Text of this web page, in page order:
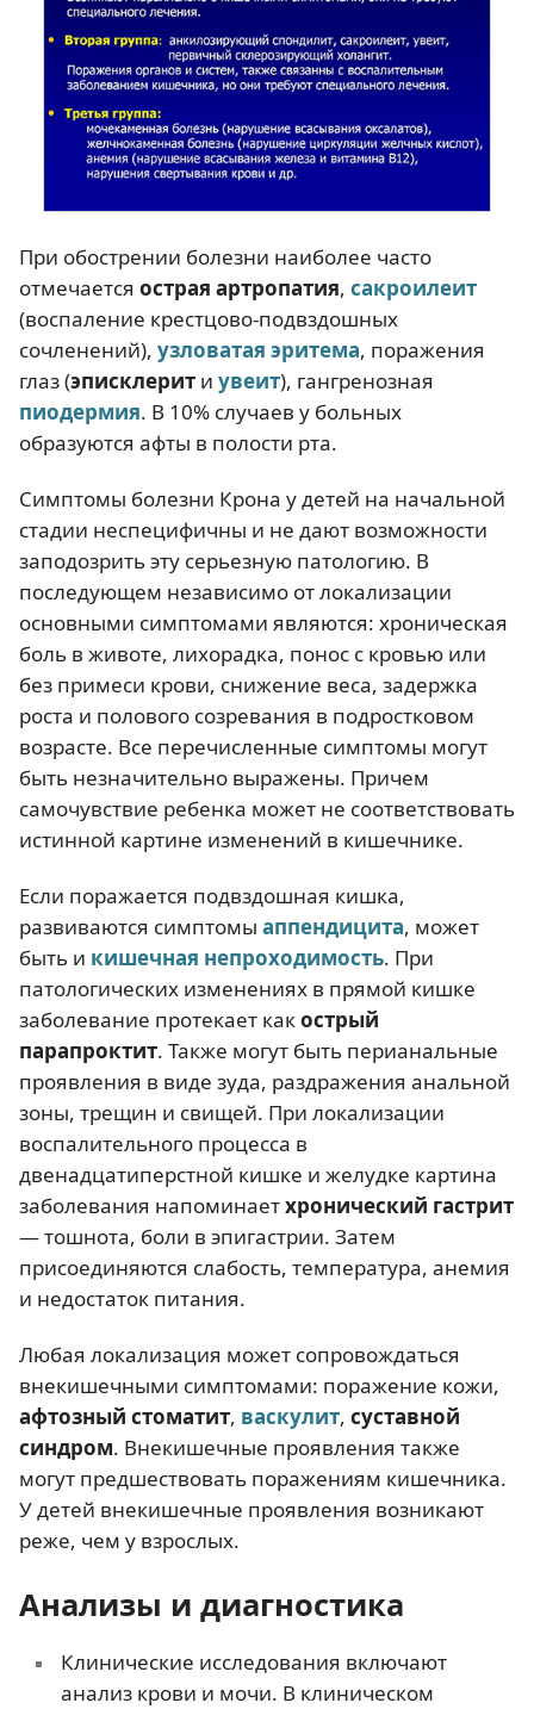
При обострении болезни наиболее часто
отмечается острая артропатия, сакроилеит
(воспаление крестцово-подвздошных
сочленений), узловатая эритема, поражения
глаз (эписклерит и увеит), гангренозная
пиодермия. В 10% случаев у больных
образуются афты в полости рта.
Симптомы болезни Крона у детей на начальной
стадии неспецифичны и не дают возможности
заподозрить эту серьезную патологию. В
последующем независимо от локализации
основными симптомами являются: хроническая
боль в животе, лихорадка, понос с кровью или
без примеси крови, снижение веса, задержка
роста и полового созревания в подростковом
возрасте. Все перечисленные симптомы могут
быть незначительно выражены. Причем
самочувствие ребенка может не соответствовать
истинной картине изменений в кишечнике.
Если поражается подвздошная кишка,
развиваются симптомы аппендицита, может
быть и кишечная непроходимость. При
патологических изменениях в прямой кишке
заболевание протекает какострый
парапроктит. Также могут быть перианальные
проявления в виде зуда, раздражения анальной
зоны, трещин и свищей. При локализации
воспалительного процесса в
двенадцатиперстной кишке и желудке картина
заболевания напоминаетхронический гастрит
— тошнота, боли в эпигастрии. Затем
присоединяются слабость, температура, анемия
и недостаток питания.
Любая локализация может сопровождаться
внекишечными симптомами: поражение кожи,
афтозный стоматит, васкулит, суставной
синдром. Внекишечные проявления также
могут предшествовать поражениям кишечника.
У детей внекишечные проявления возникают
реже, чем у взрослых.
Анализы и диагностика
Клинические исследования включают
анализ крови и мочи. В клиническом